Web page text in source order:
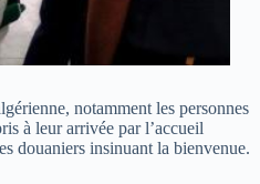
notamment les personnes
à leur arrivée par l’accueil
douaniers insinuant la bienvenue.